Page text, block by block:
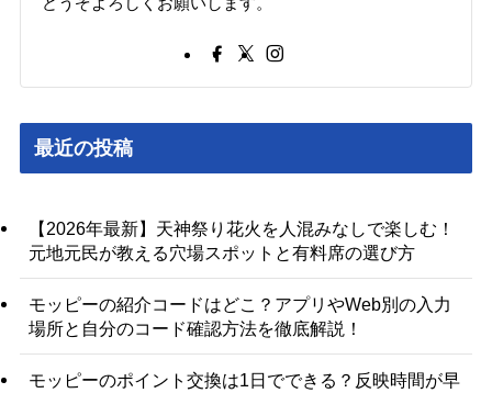
最近の投稿
【2026年最新】天神祭り花火を人混みなしで楽しむ！
元地元民が教える穴場スポットと有料席の選び方
モッピーの紹介コードはどこ？アプリやWeb別の入力
場所と自分のコード確認方法を徹底解説！
モッピーのポイント交換は1日でできる？反映時間が早